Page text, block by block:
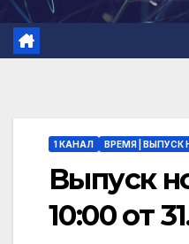
1 КАНАЛ ВРЕМЯ | ВЫПУСК
Выпуск
10:00 от